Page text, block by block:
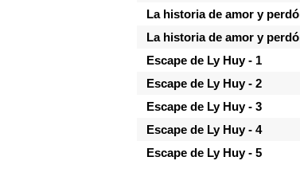
La historia de amor y
La historia de amor y
Escape de Ly Huy - 1
Escape de Ly Huy - 2
Escape de Ly Huy - 3
Escape de Ly Huy - 4
Escape de Ly Huy - 5